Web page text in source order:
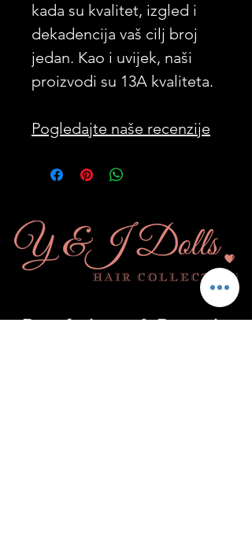
kada su kvalitet, izgled i
dekadencija vaš cilj broj
jedan. Kao i uvijek, naši
proizvodi su 13A kvaliteta.
Pogledajte naše recenzije
Pretplatite se & Postanite